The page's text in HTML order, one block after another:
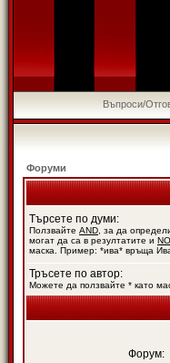
Въпроси/
Форуми
Търсете по думи:
Ползвайте AND , за да
могат да са в резултатите и
маска. Пример: *ива* връща
Тръсете по автор:
Можете да ползвайте * като
Форум: